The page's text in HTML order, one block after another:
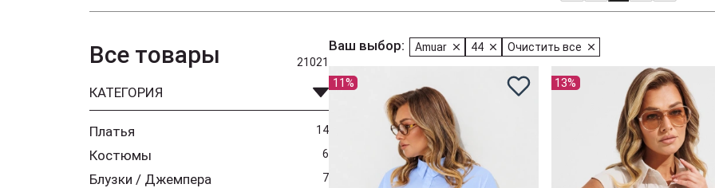
Все товары 21021
КАТЕГОРИЯ
Платья 14
Костюмы 6
Блузки / Джемпера 7
Ваш выбор: Amuar 44 Очистить все
11% 13%